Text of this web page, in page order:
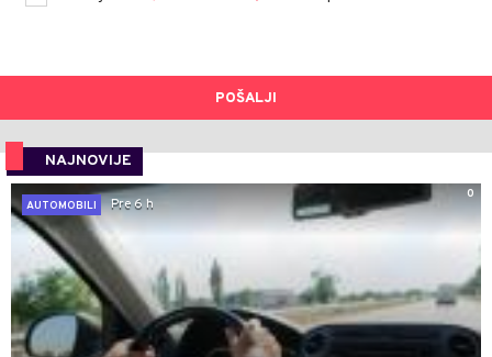
POŠALJI
NAJNOVIJE
0
AUTOMOBILI
Pre 6 h